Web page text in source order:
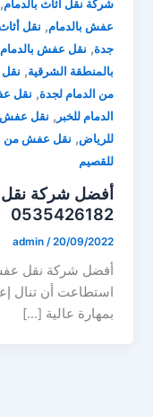
شركة نقل اثاث بالدمام
عفش بالدمام, نقل
جدة, نقل عفش بالدمام
بالمنطقة الشرقية,
من الدمام لجدة, نقل
الدمام للخبر , نقل عفش
للرياض, نقل عفش من
للقصيم
أفضل شركة
0535426182
admin /20/09/2022
أفضل شركة نقل
استطاعت أن تنال
بمهارة عالية […]